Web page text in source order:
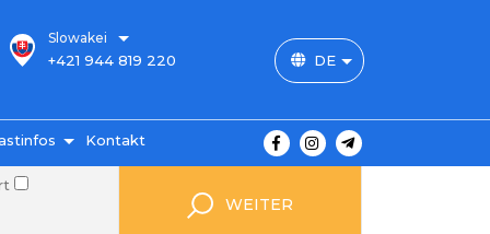
Slowakei
+421 944 819 220 DE
Preise
Kontakt
WEITER